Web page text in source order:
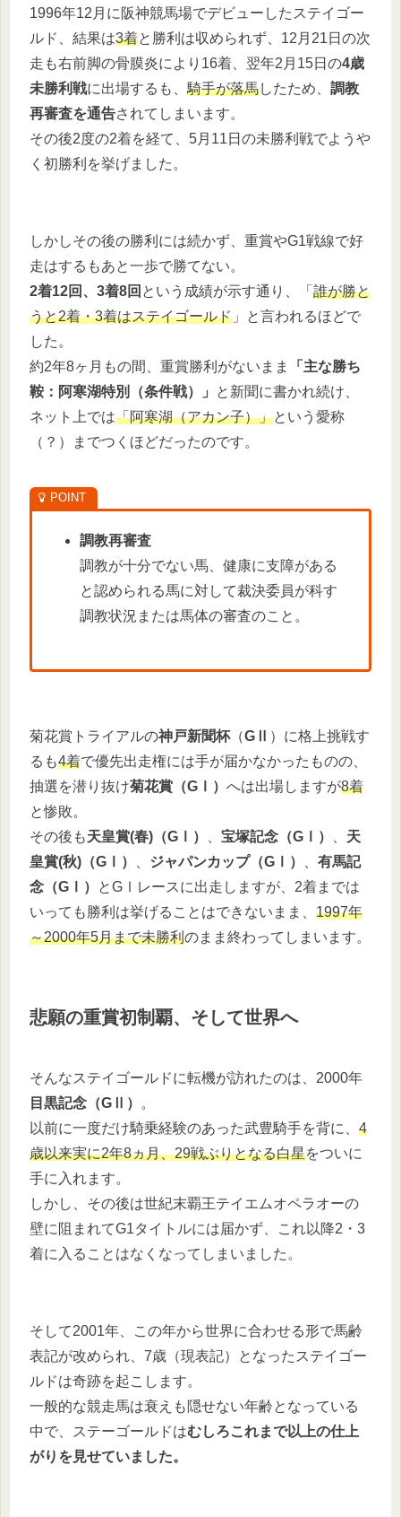
1996年12月に阪神競馬場でデビューしたステイゴー
ルド、結果は3着と勝利は収められず、12月21日の次
走も右前脚の骨膜炎により16着、翌年2月15日の4歳
未勝利戦に出場するも、 騎手が落馬したため、 調教
再審査を通告されてしまいます。
その後2度の2着を経て、5月11日の未勝利戦でようや
く初勝利を挙げました。
しかしその後の勝利には続かず、重賞やG1戦線で好
走はするもあと一歩で勝てない。
2着12回、3着8回 という成績が示す通り、「 誰が勝と
うと2着・3着はステイゴールド 」と言われるほどで
した。
約2年8ヶ月もの間、重賞勝利がないまま
「主な勝ち
鞍：阿寒湖特別（条件戦）」
と新聞に書かれ続け、
ネット上では「阿寒湖（アカン子）」という愛称
（？）までつくほどだったのです。
調教再審査
調教が十分でない馬、健康に支障がある
と認められる馬に対して裁決委員が科す
調教状況または馬体の審査のこと。
菊花賞トライアルの神戸新聞杯（GⅡ
）に格上挑戦す
るも4着で優先出走権には手が届かなかったものの、
抽選を潜り抜け菊花賞（GⅠ） へは出場しますが8着
と惨敗。
その後も天皇賞(春)（GⅠ） 宝塚記念（GⅠ）
天
皇賞(秋)（GⅠ）
ジャパンカップ（GⅠ）
有馬記
念（GⅠ）
とGⅠレースに出走しますが、2着までは
いっても勝利は挙げることはできないまま、 1997年
～2000年5月まで未勝利のまま終わってしまいます。
悲願の重賞初制覇、そして世界へ
そんなステイゴールドに転機が訪れたのは、2000年
目黒記念（GⅡ） 。
以前に一度だけ騎乗経験のあった武豊騎手を背に、 4
歳以来実に2年8ヵ月、29戦ぶりとなる白星をついに
手に入れます。
しかし、その後は世紀末覇王テイエムオペラオーの
壁に阻まれてG1タイトルには届かず、これ以降2・3
着に入ることはなくなってしまいました。
そして2001年、この年から世界に合わせる形で馬齢
表記が改められ、7歳（現表記）となったステイゴー
ルドは奇跡を起こします。
一般的な競走馬は衰えも隠せない年齢となっている
中で、ステーゴールドはむしろこれまで以上の仕上
がりを見せていました。